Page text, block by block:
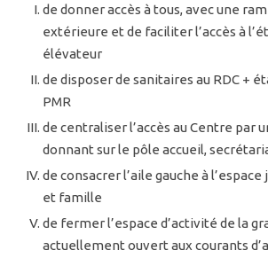
de donner accès à tous, avec une
extérieure et de faciliter l’accès à
élévateur
de disposer de sanitaires au RDC +
PMR
de centraliser l’accès au Centre par
donnant sur le pôle accueil,
de consacrer l’aile gauche à
et famille
de fermer l’espace d’activité de la
actuellement ouvert aux courants